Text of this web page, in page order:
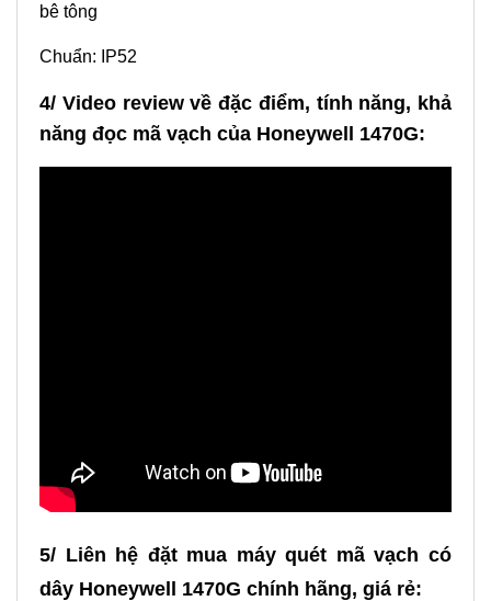
bê tông
Chuẩn: IP52
4/ Video review về đặc điểm, tính năng, khả
năng đọc mã vạch của Honeywell 1470G:
5/ Liên hệ đặt mua máy quét mã vạch có
dây Honeywell 1470G chính hãng, giá rẻ: